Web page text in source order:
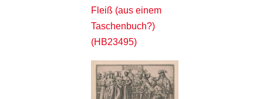
Fleiß (aus einem
Taschenbuch?)
(HB23495)